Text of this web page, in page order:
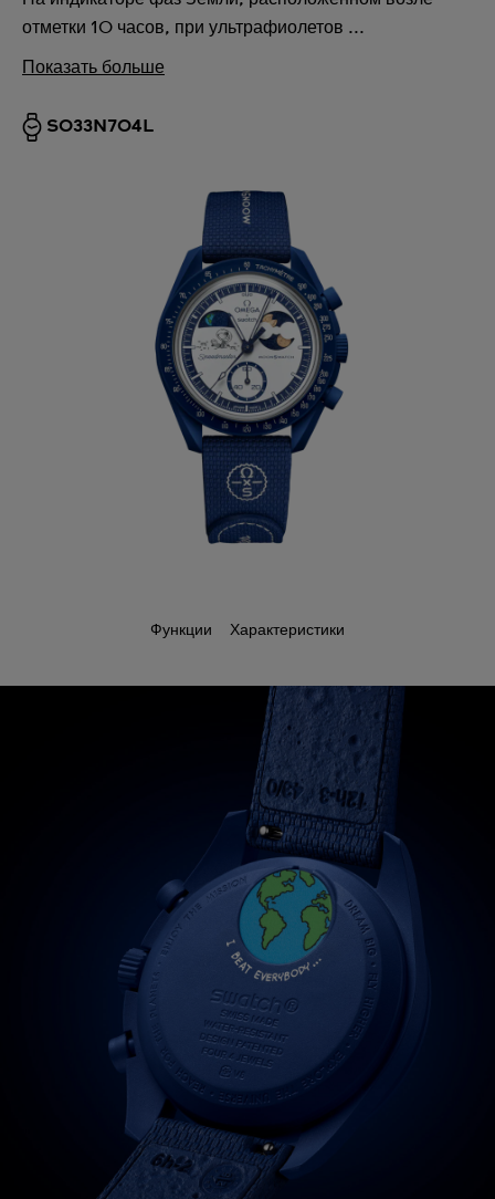
отметки 10 часов, при ультрафиолетов ...
Показать больше
SO33N704L
Функции Характеристики